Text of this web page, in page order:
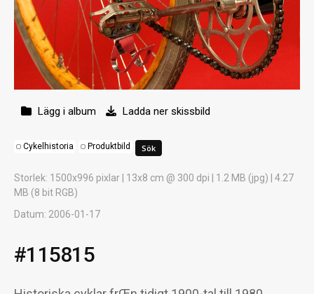
Lägg i album Ladda ner skissbild
Cykelhistoria Produktbild
Storlek: 1500x996 pixlar | 13x8 cm @ 300 dpi | 1.2 MB (jpg) | 4.27
MB (8 bit RGB)
Datum: 2006-01-17
#115815